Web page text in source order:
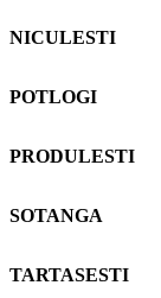
NICULESTI
POTLOGI
PRODULESTI
SOTANGA
TARTASESTI